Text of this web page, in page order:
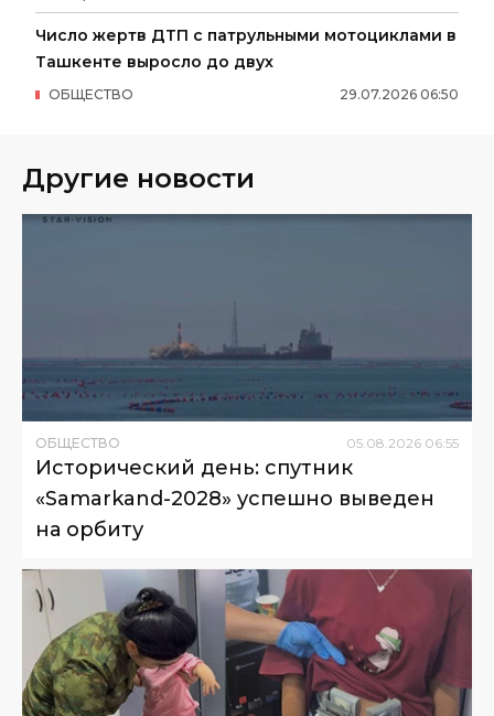
Число жертв ДТП с патрульными мотоциклами в
Ташкенте выросло до двух
29.07.2026 06:50
ОБЩЕСТВО
Другие новости
ОБЩЕСТВО 05.08.2026 06:55
Исторический день: спутник
«Samarkand-2028» успешно выведен
на орбиту